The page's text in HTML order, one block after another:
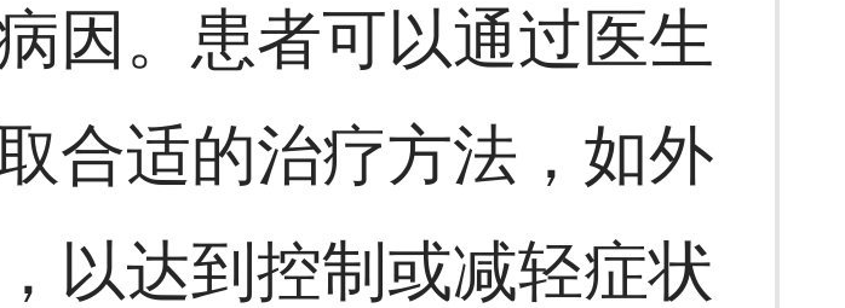
因。患者可以通过医生
合适的治疗方法，如外
以达到控制或减轻症状